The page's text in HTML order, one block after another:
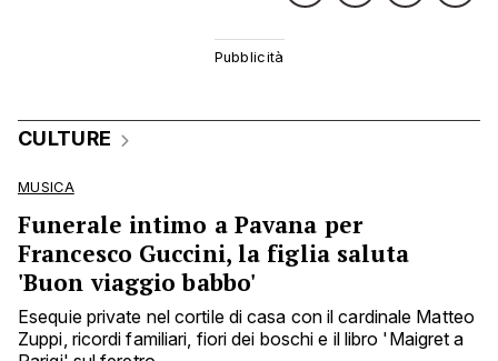
CULTURE
MUSICA
Funerale intimo a Pavana per
Francesco Guccini, la figlia saluta
'Buon viaggio babbo'
Esequie private nel cortile di casa con il cardinale Matteo
Zuppi, ricordi familiari, fiori dei boschi e il libro 'Maigret a